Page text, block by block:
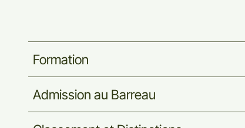
Formation
Admission au Barreau